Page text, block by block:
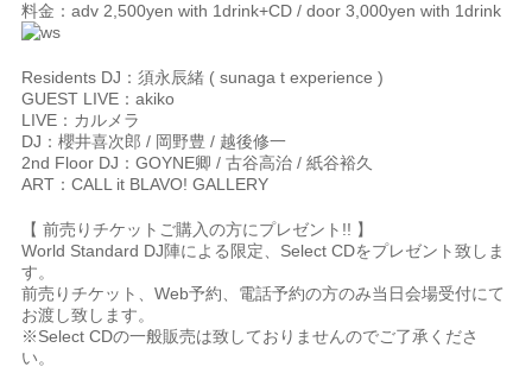
料金：adv 2,500yen with 1drink+CD / door 3,000yen with 1drink
Residents DJ：須永辰緒 ( sunaga t experience )
GUEST LIVE：akiko
LIVE：カルメラ
DJ：櫻井喜次郎 / 岡野豊 / 越後修一
2nd Floor DJ：GOYNE卿 / 古谷高治 / 紙谷裕久
ART：CALL it BLAVO! GALLERY
【 前売りチケットご購入の方にプレゼント!! 】
World Standard DJ陣による限定、Select CDをプレゼント致しま
す。
前売りチケット、Web予約、電話予約の方のみ当日会場受付にて
お渡し致します。
※Select CDの一般販売は致しておりませんのでご了承くださ
い。